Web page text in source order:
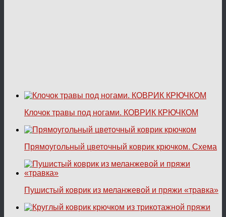
Клочок травы под ногами. КОВРИК КРЮЧКОМ
Прямоугольный цветочный коврик крючком. Схема
Пушистый коврик из меланжевой и пряжи «травка»